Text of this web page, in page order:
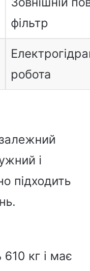
фільтр
робота
і
підходить
кг і має